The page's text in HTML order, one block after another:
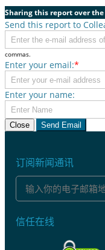
Sharing this report over
Send this report to
commas.
Enter your email:*
Enter your name:
Close Send Email
订阅新闻通讯
信任在线